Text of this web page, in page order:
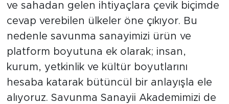
ve sahadan gelen ihtiyaçlara çevik biçimde
cevap verebilen ülkeler öne çıkıyor. Bu
nedenle savunma sanayimizi ürün ve
platform boyutuna ek olarak; insan,
kurum, yetkinlik ve kültür boyutlarını
hesaba katarak bütüncül bir anlayışla ele
alıyoruz. Savunma Sanayii Akademimizi de